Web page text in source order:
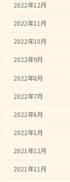
2022年12月
2022年11月
2022年10月
2022年9月
2022年8月
2022年7月
2022年6月
2022年1月
2021年12月
2021年11月